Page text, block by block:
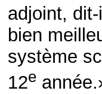
adjoint,
bien
système
12e